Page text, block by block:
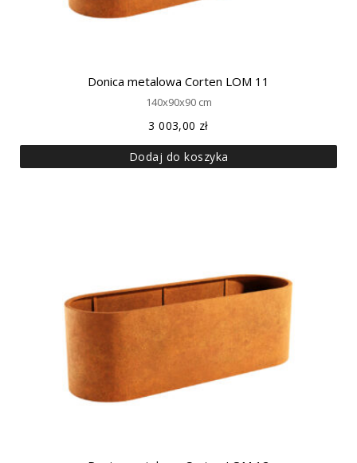
Donica metalowa Corten LOM 11
140x90x90 cm
3 003,00 zł
Dodaj do koszyka